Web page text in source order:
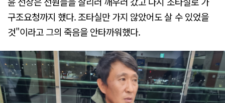
구조요청까지 했다. 조타실만 가지 않았어도 살 수 있었을
것"이라고 그의 죽음을 안타까워했다.